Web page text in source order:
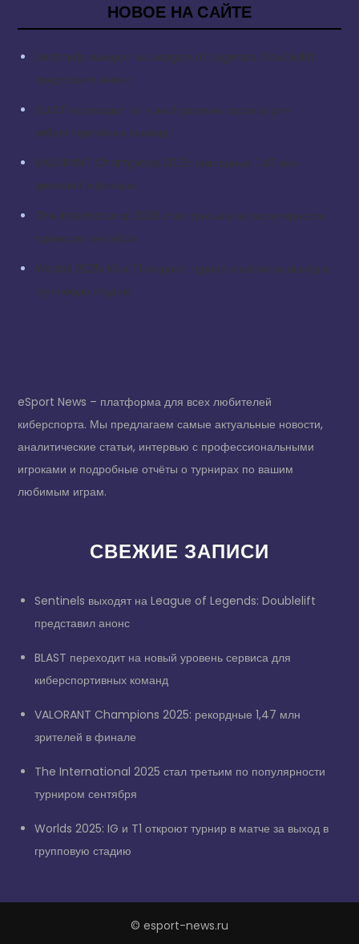
НОВОЕ НА САЙТЕ
Sentinels выходят на League of Legends: Doublelift
представил анонс
BLAST переходит на новый уровень сервиса для
киберспортивных команд
VALORANT Champions 2025: рекордные 1,47 млн
зрителей в финале
The International 2025 стал третьим по популярности
турниром сентября
Worlds 2025: IG и T1 откроют турнир в матче за выход в
групповую стадию
eSport News – платформа для всех любителей
киберспорта. Мы предлагаем самые актуальные новости,
аналитические статьи, интервью с профессиональными
игроками и подробные отчёты о турнирах по вашим
любимым играм.
СВЕЖИЕ ЗАПИСИ
Sentinels выходят на League of Legends: Doublelift
представил анонс
BLAST переходит на новый уровень сервиса для
киберспортивных команд
VALORANT Champions 2025: рекордные 1,47 млн
зрителей в финале
The International 2025 стал третьим по популярности
турниром сентября
Worlds 2025: IG и T1 откроют турнир в матче за выход в
групповую стадию
© esport-news.ru